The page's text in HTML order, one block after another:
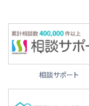
相談サポート